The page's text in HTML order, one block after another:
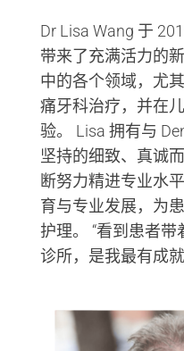
Dr Lisa Wang 于
带来了充满活力的
中的各个领域，尤
痛牙科治疗，并在
验。 Lisa 拥有与
坚持的细致、真诚
断努力精进专业水
育与专业发展，为
护理。 “看到患者
诊所，是我最有成